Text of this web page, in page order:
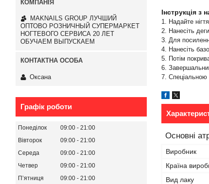
Інструкція з
1. Надайте
2. Нанесіть
3. Для
4. Нанесіть
5. Потім
6.
7. Спеціальною
Основні
Виробник
Країна
Вид лаку
MAKNAILS GROUP ЛУЧШИЙ
ОПТОВО РОЗНИЧНЫЙ СУПЕРМАРКЕТ
НОГТЕВОГО СЕРВИСА 20 ЛЕТ
ОБУЧАЕМ ВЫПУСКАЕМ
Оксана
Графік роботи
Понеділок 09:00
21:00
Вівторок
09:00
21:00
Середа
09:00
21:00
Четвер
09:00
21:00
Пʼятниця
09:00
21:00